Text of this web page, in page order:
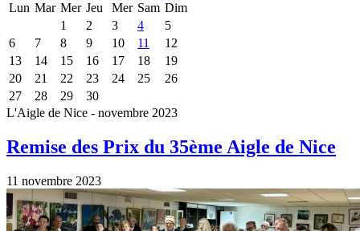
Lun Mar Mer Jeu Mer Sam Dim
1
2 3 4
5
6
7 8 9 10 11
12
13
14 15 16 17 18
19
20
21 22 23 24 25
26
27
28 29
30
L'Aigle de Nice - novembre 2023
Remise des Prix du 35ème Aigle de Nice
11 novembre 2023